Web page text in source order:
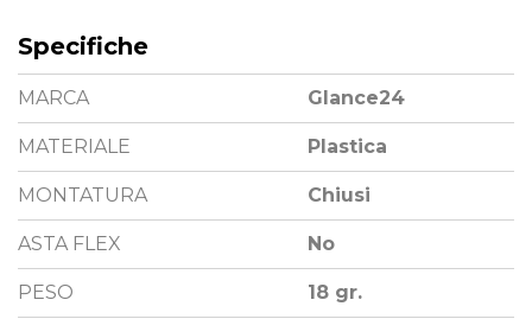
Specifiche
MARCA Glance24
MATERIALE Plastica
MONTATURA Chiusi
ASTA FLEX No
PESO 18 gr.